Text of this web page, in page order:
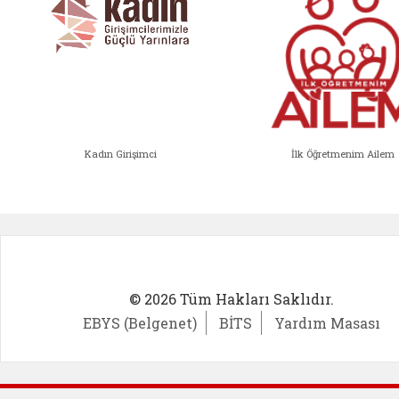
Kadın Girişimci İlk Öğretmenim Ailem
© 2026 Tüm Hakları Saklıdır.
EBYS (Belgenet)
BİTS Yardım Masası